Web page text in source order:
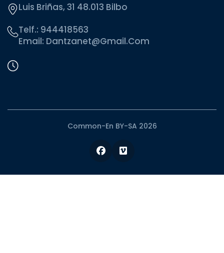
Luis Briñas, 31 48.013 Bilbo
Telf.: 944418563
Email: Dantzanet@gmail.com
Common-En BY-SA 2026
Facebook
Vimeo